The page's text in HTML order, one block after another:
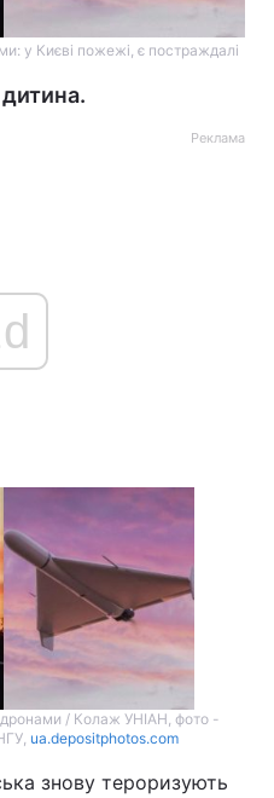
у Києві пожежі, є постраждалі
Реклама
дронами / Колаж УНІАН, фото -
ua.depositphotos.com
знову тероризують